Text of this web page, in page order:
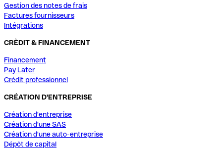
Gestion des notes de frais
Factures fournisseurs
Intégrations
CRÈDIT & FINANCEMENT
Financement
Pay Later
Crédit professionnel
CRÉATION D'ENTREPRISE
Création d'entreprise
Création d'une SAS
Création d'une auto-entreprise
Dépôt de capital